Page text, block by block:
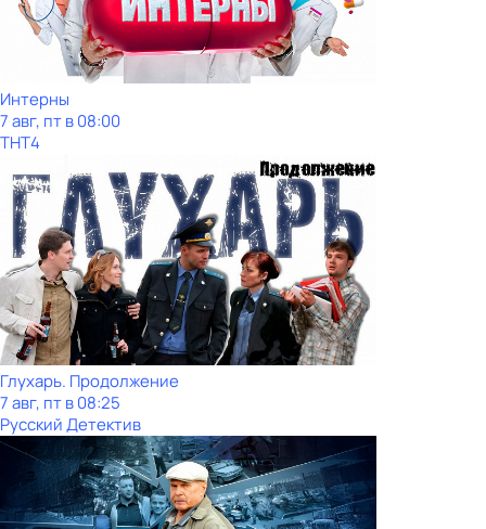
Интерны
7 авг, пт в 08:00
ТНТ4
Глухарь. Продолжение
7 авг, пт в 08:25
Русский Детектив